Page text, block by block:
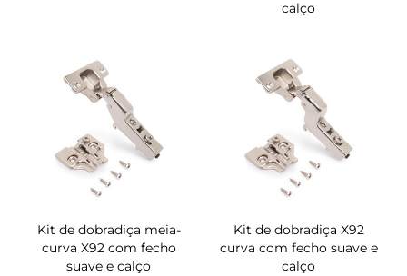
calço
Kit de dobradiça meia-
curva X92 com fecho
suave e calço
Kit de dobradiça X92
curva com fecho suave e
calço